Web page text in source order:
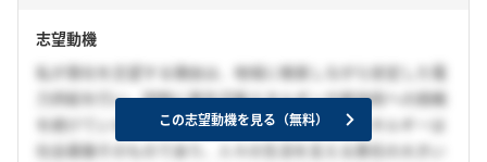
志望動機
私が貴社を志望する理由は、地域に根差しながら安定した電
力供給を行い、同時に再生可能エネルギーや新技術への挑戦
を続けている点に強く魅力を感じたからです。エネルギーは
社会基盤そのものであり、人々の生活を支える責任の大きい
この志望動機を見る（無料）